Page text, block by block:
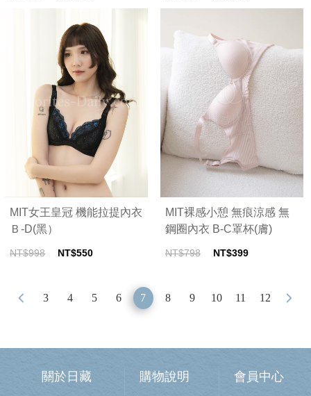
MIT女王皇冠 機能拉提內衣
Ｂ-D(黑）
NT$998 NT$550
MIT裸感小憩 無痕涼感 無
鋼圈內衣 B-C罩杯(膚)
NT$798 NT$399
3 4 5 6 7 8 9 10 11 12
關於日藏 購物說明 會員中心